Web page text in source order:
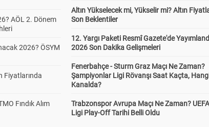
AÖL 2. Dönem
2026? ÖSYM
Fiyatlarında
Fındık Alım
Altın Yükselecek mi, Yükselir mi? Altın
Son Beklentiler
12. Yargı Paketi Resmî Gazete'de
2026 Son Dakika Gelişmeleri
Fenerbahçe - Sturm Graz Maçı Ne Zaman?
Şampiyonlar Ligi Rövanşı Saat Kaçta,
Kanalda?
Trabzonspor Avrupa Maçı Ne Zaman?
Ligi Play-Off Tarihi Belli Oldu